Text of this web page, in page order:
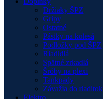
Držiaky ŠPZ
Gripy
Ostatné
Pásiky na kolesá
Podložky pod ŠPZ
Riadidlá
Spätné zrkadlá
Šróby na plexi
Tankpady
Závažia do riaditok
Elektro